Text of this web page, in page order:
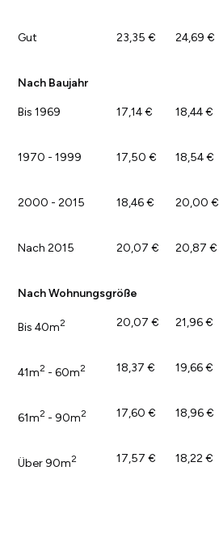
Gut 23,35 € 24,69 €
Nach Baujahr
Bis 1969 17,14 € 18,44 €
1970 - 1999 17,50 € 18,54 €
2000 - 2015 18,46 € 20,00 €
Nach 2015 20,07 € 20,87 €
Nach Wohnungsgröße
Bis 40m2 20,07 € 21,96 €
41m2 - 60m2 18,37 € 19,66 €
61m2 - 90m2 17,60 € 18,96 €
Über 90m2 17,57 € 18,22 €